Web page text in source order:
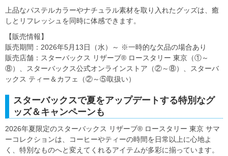
上品なパステルカラーやナチュラル素材を取り入れたグッズは、癒
しとリフレッシュを同時に体感できます。
【販売情報】
販売期間：2026年5月13日（水）～ ※一時的な欠品の場合あり
販売店舗：スターバックス リザーブ® ロースタリー 東京（①～
⑧）、スターバックス公式オンラインストア（②～⑧）、スターバ
ックス ティー＆カフェ（②～⑤取扱い）
スターバックスで夏をアップデートする特別なグ
ッズ＆キャンペーンも
2026年夏限定のスターバックス リザーブ® ロースタリー 東京 サマ
ーコレクションは、コーヒーやティーの時間を日常以上に心地よ
く、特別なものへと変えてくれるアイテムが多彩に揃っています。